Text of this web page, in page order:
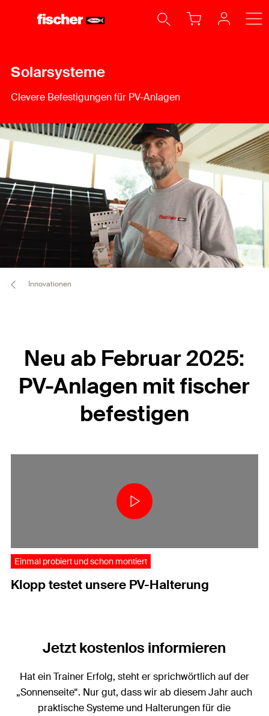
Solarsysteme
Clevere Befestigungen für PV-Anlagen
Innovationen
Neu ab Februar 2025:
PV-Anlagen mit fischer
befestigen
Einmal probiert und schon montiert
Klopp testet unsere PV-Halterung
Jetzt kostenlos informieren
Hat ein Trainer Erfolg, steht er sprichwörtlich auf der
„Sonnenseite“. Nur gut, dass wir ab diesem Jahr auch
praktische Systeme und Halterungen für die